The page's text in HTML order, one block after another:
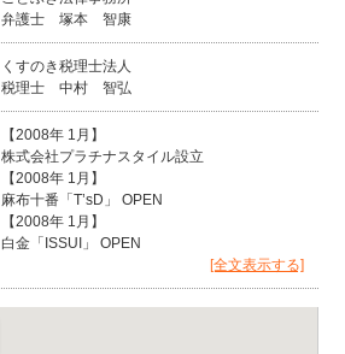
弁護士 塚本 智康
くすのき税理士法人
税理士 中村 智弘
【2008年 1月】
株式会社プラチナスタイル設立
【2008年 1月】
麻布十番「T’sD」 OPEN
【2008年 1月】
白金「ISSUI」 OPEN
[全文表示する]